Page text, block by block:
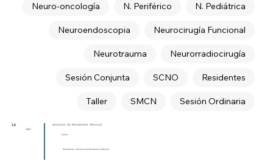
N. Pediátrica
N. Periférico
Neuro-oncología
Neurocirugía Funcional
Neuroendoscopia
Neurorradiocirugía
Neurotrauma
Residentes
SCNO
Sesión Conjunta
Sesión Ordinaria
SMCN
Taller
14
ago
Sesiones de Residentes Mensual
Online
Residentes, Sesiones de Residentes Mensual